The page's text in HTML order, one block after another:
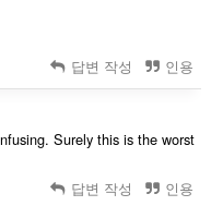
답변 작성 인용
Surely this is the worst
답변 작성 인용